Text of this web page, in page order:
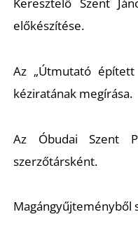
előkészítése.
Az „Útmutató
kéziratának megírása.
Az Óbudai Szent
szerzőtársként.
Magángyűjteményből